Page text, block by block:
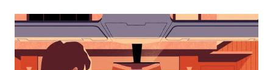
interagir
o
calendário